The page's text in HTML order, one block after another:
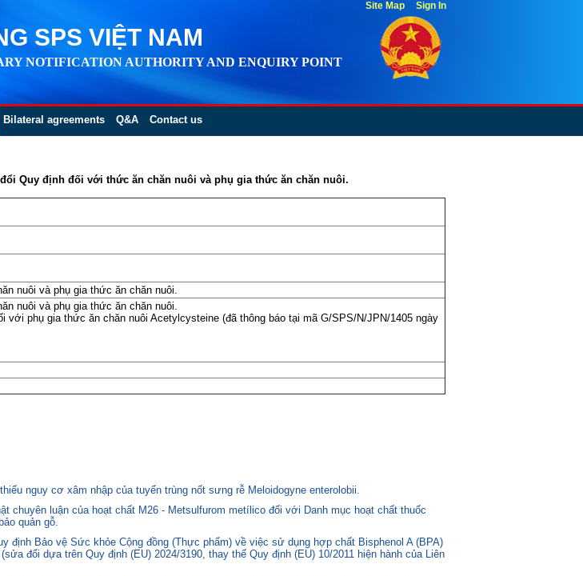
SPS VIỆT NAM
NOTIFICATION AUTHORITY AND ENQUIRY POINT
Bilateral agreements Q&A Contact us
Quy định đối với thức ăn chăn nuôi và phụ gia thức ăn chăn nuôi.
nuôi và phụ gia thức ăn chăn nuôi.
nuôi và phụ gia thức ăn chăn nuôi.
với phụ gia thức ăn chăn nuôi Acetylcysteine (đã thông báo tại mã G/SPS/N/JPN/1405 ngày
nguy cơ xâm nhập của tuyến trùng nốt sưng rễ Meloidogyne enterolobii.
chuyên luận của hoạt chất M26 - Metsulfurom metílico đối với Danh mục hoạt chất thuốc
quản gỗ.
định Bảo vệ Sức khỏe Cộng đồng (Thực phẩm) về việc sử dụng hợp chất Bisphenol A (BPA)
đổi dựa trên Quy định (EU) 2024/3190, thay thế Quy định (EU) 10/2011 hiện hành của Liên
Site Map Sign In